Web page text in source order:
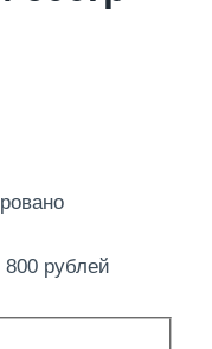
800 рублей